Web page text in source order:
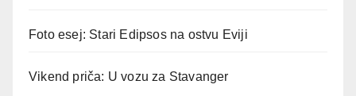
Foto esej: Stari Edipsos na ostvu Eviji
Vikend priča: U vozu za Stavanger